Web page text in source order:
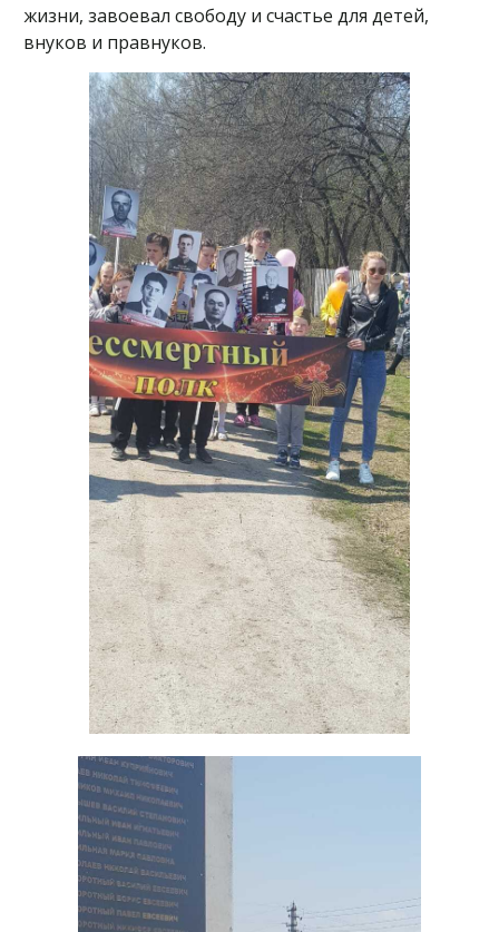
жизни, завоевал свободу и счастье для детей,
внуков и правнуков.